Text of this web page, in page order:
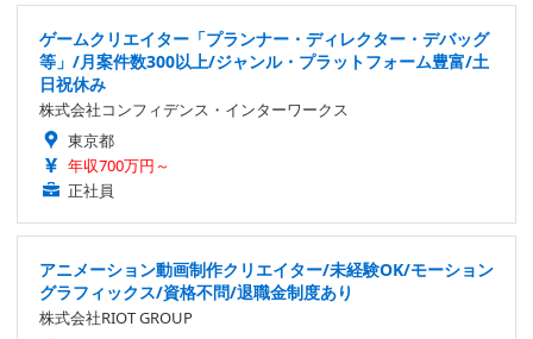
ゲームクリエイター「プランナー・ディレクター・デバッグ
等」/月案件数300以上/ジャンル・プラットフォーム豊富/土
日祝休み
株式会社コンフィデンス・インターワークス
東京都
年収700万円～
正社員
アニメーション動画制作クリエイター/未経験OK/モーション
グラフィックス/資格不問/退職金制度あり
株式会社RIOT GROUP